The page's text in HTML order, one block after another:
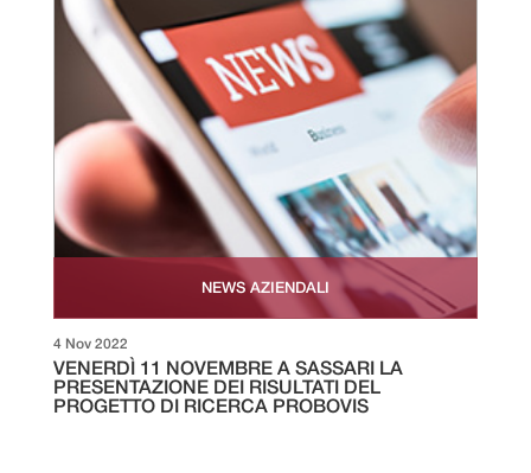
NEWS AZIENDALI
VENERDÌ 11 NOVEMBRE A SASSARI LA
PRESENTAZIONE DEI RISULTATI DEL
PROGETTO DI RICERCA PROBOVIS
4 Nov 2022